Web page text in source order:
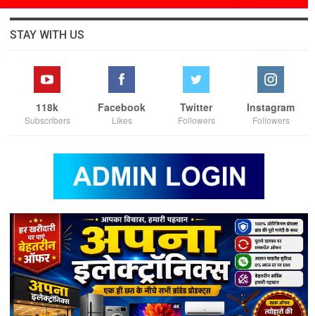
STAY WITH US
118k
Subscribers
Facebook
Likes
Twitter
Followers
Instagram
Followers